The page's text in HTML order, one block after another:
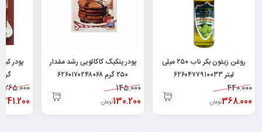
روغن زیتون بکر ناب ۲۵۰ میلی
لیتر ۶۲۶۰۴۷۷۹۱۰۰۳۳
440.000
368.000تومان
پودر پنکیک کاکائویی رشد مقدار
۲۵۰ گرم ۶۲۶۰۱۷۰۲۴۸۰۶۸
145.000
130.200تومان
گرم
265.000
241.200